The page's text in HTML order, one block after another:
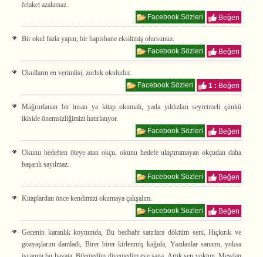
felaket azalamaz.
Facebook Sözleri
Beğen
Bir okul fazla yapın, bir hapishane eksiltmiş olursunuz.
Facebook Sözleri
Beğen
Okulların en verimlisi, zorluk okuludur.
Facebook Sözleri
1 : Beğen
Mağrurlanan bir insan ya kitap okumalı, yada yıldızları seyretmeli çünkü
ikiside önemsizliğimizi hatırlatıyor.
Facebook Sözleri
Beğen
Okunu hedeften öteye atan okçu, okunu hedefe ulaştıramayan okçudan daha
başarılı sayılmaz.
Facebook Sözleri
Beğen
Kitaplardan önce kendimizi okumaya çalışalım.
Facebook Sözleri
Beğen
Gecenin karanlık koynunda, Bu bedbaht satırlara döktüm seni, Hıçkırık ve
gözyaşlarım damladı, Birer birer kirlenmiş kağıda, Yazılanlar sanamı, yoksa